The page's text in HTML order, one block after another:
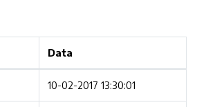
Data
10-02-2017 13:30:01